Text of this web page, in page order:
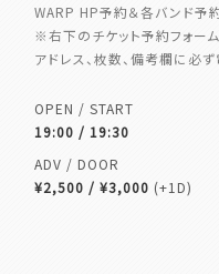
WARP HP予約＆各バンド予
※右下のチケット予約フォーム
アドレス、枚数、備考欄に必
OPEN / START
19:00 / 19:30
ADV / DOOR
¥2,500 / ¥3,000 (+1D)